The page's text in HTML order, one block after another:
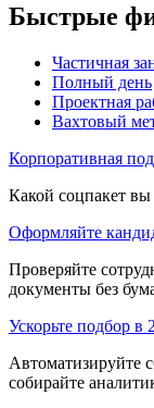
Быстрые
Частичная
Полный день
Проектная
Вахтовый
Корпоративная
Какой соцпакет
Оформляйте
Проверяйте
документы без
Ускорьте подбор в
Автоматизируйте
собирайте